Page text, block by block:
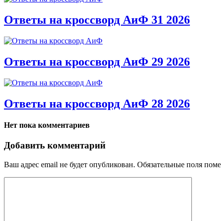
Ответы на кроссворд АиФ 31 2026
Ответы на кроссворд АиФ 29 2026
Ответы на кроссворд АиФ 28 2026
Нет пока комментариев
Добавить комментарий
Ваш адрес email не будет опубликован. Обязательные поля